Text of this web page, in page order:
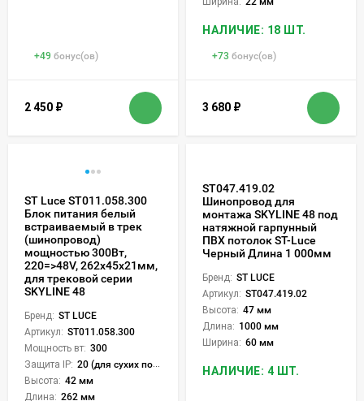
+49 бонус(ов)
2 450 ₽
НАЛИЧИЕ: 18 ШТ.
+73 бонус(ов)
3 680 ₽
ST Luce ST011.058.300
Блок питания белый
встраиваемый в трек
(шинопровод)
мощностью 300Вт,
220=>48V, 262x45x21мм,
для трековой серии
SKYLINE 48
Бренд: ST LUCE
Артикул: ST011.058.300
Мощность вт: 300
Защита IP: 20 (для сухих пом.)
Высота: 42 мм
Длина: 262 мм
ST047.419.02
Шинопровод для
монтажа SKYLINE 48 под
натяжной гарпунный
ПВХ потолок ST-Luce
Черный Длина 1 000мм
Бренд: ST LUCE
Артикул: ST047.419.02
Высота: 47 мм
Длина: 1000 мм
Ширина: 60 мм
НАЛИЧИЕ: 4 ШТ.